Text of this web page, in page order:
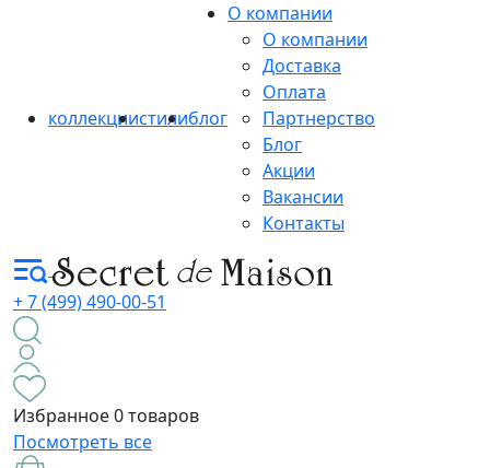
коллекциистилиблог
О компании
О компании
Доставка
Оплата
Партнерство
Блог
Акции
Вакансии
Контакты
+ 7 (499) 490-00-51
Избранное0 товаров
Посмотреть все